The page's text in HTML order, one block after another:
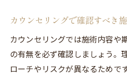
カウンセリングで確認すべき
カウンセリングでは施術内容や
の有無を必ず確認しましょう。
ローチやリスクが異なるためで